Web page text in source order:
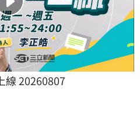
線 20260807